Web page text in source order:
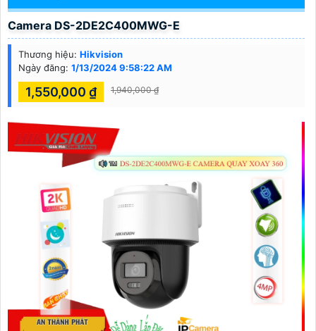
Camera DS-2DE2C400MWG-E
Thương hiệu: Hikvision
Ngày đăng: 1/13/2024 9:58:22 AM
1,550,000 ₫ 1,940,000 ₫